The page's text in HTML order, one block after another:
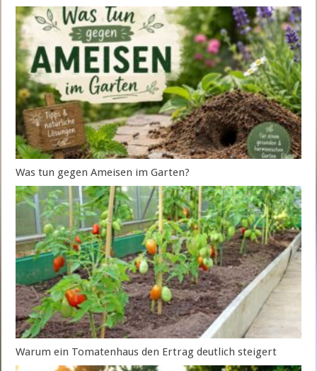
Was tun gegen Ameisen im Garten?
Warum ein Tomatenhaus den Ertrag deutlich steigert